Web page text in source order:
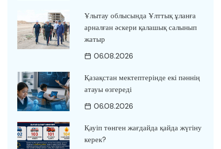
Ұлытау облысында Ұлттық ұланға
арналған әскери қалашық салынып
жатыр
06.08.2026
Қазақстан мектептерінде екі пәннің
атауы өзгереді
06.08.2026
Қауіп төнген жағдайда қайда жүгіну
керек?